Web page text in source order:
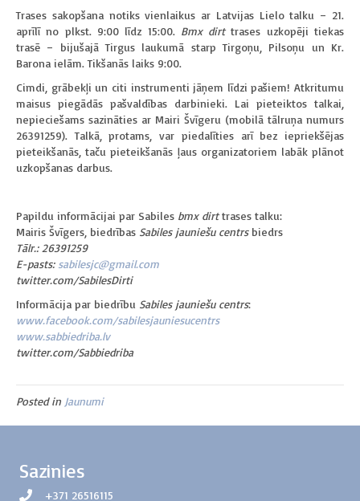
Trases sakopšana notiks vienlaikus ar Latvijas Lielo talku – 21.
aprīlī no plkst. 9:00 līdz 15:00. Bmx dirttrases uzkopēji tiekas
trasē – bijušajā Tirgus laukumā starp Tirgoņu, Pilsoņu un Kr.
Barona ielām. Tikšanās laiks 9:00.
Cimdi, grābekļi un citi instrumenti jāņem līdzi pašiem! Atkritumu
maisus piegādās pašvaldības darbinieki. Lai pieteiktos talkai,
nepieciešams sazināties ar Mairi Švīgeru (mobilā tālruņa numurs
26391259). Talkā, protams, var piedalīties arī bez iepriekšējas
pieteikšanās, taču pieteikšanās ļaus organizatoriem labāk plānot
uzkopšanas darbus.
Papildu informācijai par Sabiles bmx dirttrases talku:
Mairis Švīgers, biedrības Sabiles jauniešu centrs biedrs
Tālr.: 26391259
E-pasts: sabilesjc@gmail.com
twitter.com/SabilesDirti
Informācija par biedrību Sabiles jauniešu centrs:
www.facebook.com/sabilesjauniesucentrs
www.sabbiedriba.lv
twitter.com/Sabbiedriba
Posted in Jaunumi
Sazinies
+371 26516115